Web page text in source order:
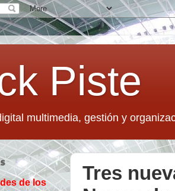
Piste
multimedia, gestión y
Tres
de los